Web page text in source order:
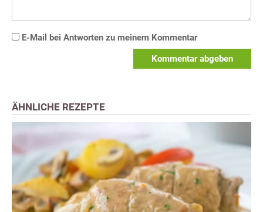
E-Mail bei Antworten zu meinem Kommentar
Kommentar abgeben
ÄHNLICHE REZEPTE